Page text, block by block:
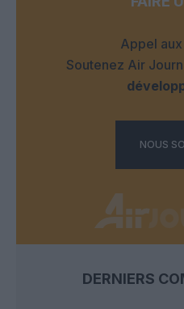
Appel
Soutenez Air
NOUS
DERNIERS